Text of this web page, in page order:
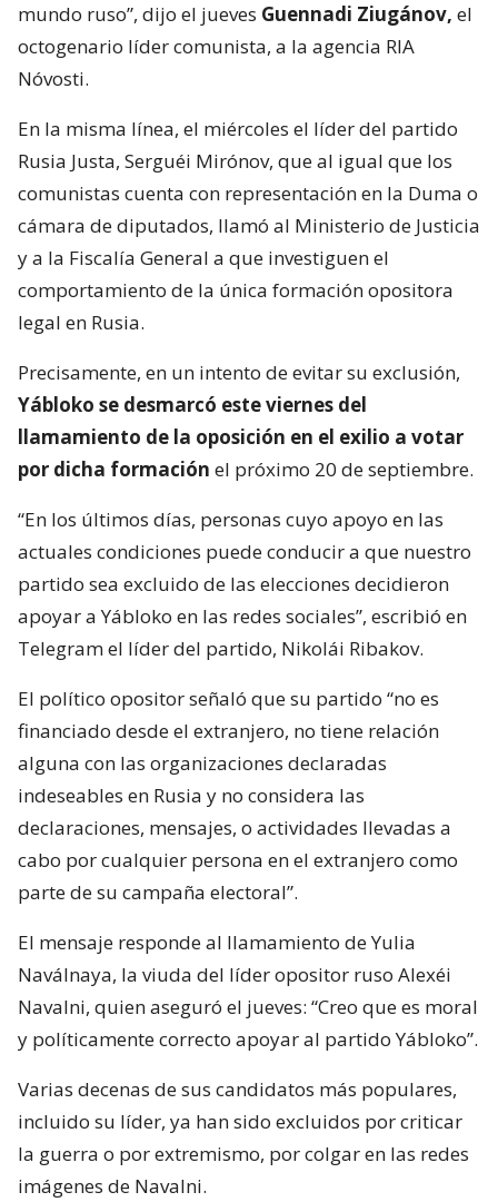
mundo ruso”, dijo el jueves Guennadi Ziugánov, el
octogenario líder comunista, a la agencia RIA
Nóvosti.
En la misma línea, el miércoles el líder del partido
Rusia Justa, Serguéi Mirónov, que al igual que los
comunistas cuenta con representación en la Duma o
cámara de diputados, llamó al Ministerio de Justicia
y a la Fiscalía General a que investiguen el
comportamiento de la única formación opositora
legal en Rusia.
Precisamente, en un intento de evitar su exclusión,
Yábloko se desmarcó este viernes del
llamamiento de la oposición en el exilio a votar
por dicha formación el próximo 20 de septiembre.
“En los últimos días, personas cuyo apoyo en las
actuales condiciones puede conducir a que nuestro
partido sea excluido de las elecciones decidieron
apoyar a Yábloko en las redes sociales”, escribió en
Telegram el líder del partido, Nikolái Ribakov.
El político opositor señaló que su partido “no es
financiado desde el extranjero, no tiene relación
alguna con las organizaciones declaradas
indeseables en Rusia y no considera las
declaraciones, mensajes, o actividades llevadas a
cabo por cualquier persona en el extranjero como
parte de su campaña electoral”.
El mensaje responde al llamamiento de Yulia
Naválnaya, la viuda del líder opositor ruso Alexéi
Navalni, quien aseguró el jueves: “Creo que es moral
y políticamente correcto apoyar al partido Yábloko”.
Varias decenas de sus candidatos más populares,
incluido su líder, ya han sido excluidos por criticar
la guerra o por extremismo, por colgar en las redes
imágenes de Navalni.